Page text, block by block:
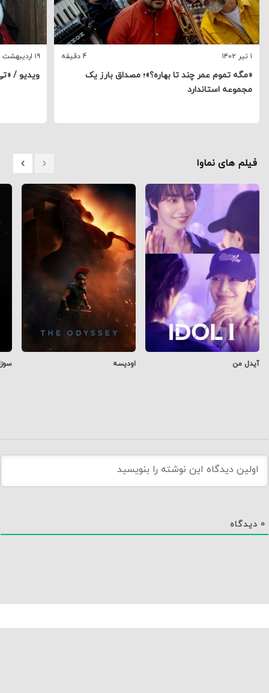
۱ تیر ۱۴۰۲ 4 دقیقه
«مگه تموم عمر چند تا بهاره؟»؛ مصداق بارز یک
مجموعه استاندارد
۱۹ اردیبهشت ۱۴۰۲
ویدیو /
فیلم های نماوا
آیدل من اودیسه
0 دیدگاه